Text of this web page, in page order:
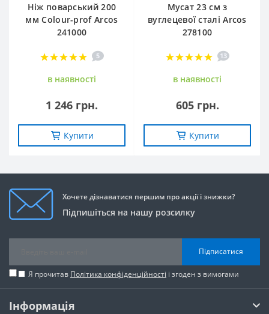
Ніж поварський 200
мм Сolour-prof Arcos
241000
5
в наявностi
1 246 грн.
Купити
Мусат 23 см з
вуглецевої сталі Arcos
278100
13
в наявностi
605 грн.
Купити
Хочете дізнаватися першим про акції і знижки?
Підпишіться на нашу розсилку
Підписатися
Я прочитав Політика конфіденційності і згоден з вимогами
Інформація